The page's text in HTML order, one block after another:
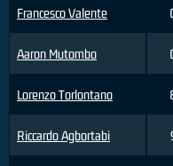
Francesco Valente
Aaron Mutombo
Lorenzo Torlontano
Riccardo Agbortabi